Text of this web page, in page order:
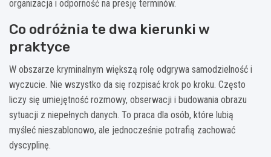
organizacja i odporność na presję terminów.
Co odróżnia te dwa kierunki w
praktyce
W obszarze kryminalnym większą rolę odgrywa samodzielność i
wyczucie. Nie wszystko da się rozpisać krok po kroku. Często
liczy się umiejętność rozmowy, obserwacji i budowania obrazu
sytuacji z niepełnych danych. To praca dla osób, które lubią
myśleć nieszablonowo, ale jednocześnie potrafią zachować
dyscyplinę.